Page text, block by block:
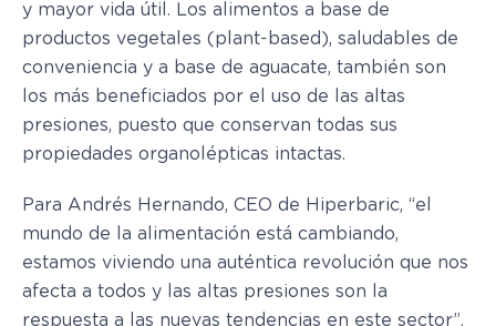
y mayor vida útil. Los alimentos a base de
productos vegetales (plant-based), saludables de
conveniencia y a base de aguacate, también son
los más beneficiados por el uso de las altas
presiones, puesto que conservan todas sus
propiedades organolépticas intactas.
Para Andrés Hernando, CEO de Hiperbaric, “el
mundo de la alimentación está cambiando,
estamos viviendo una auténtica revolución que nos
afecta a todos y las altas presiones son la
respuesta a las nuevas tendencias en este sector”.